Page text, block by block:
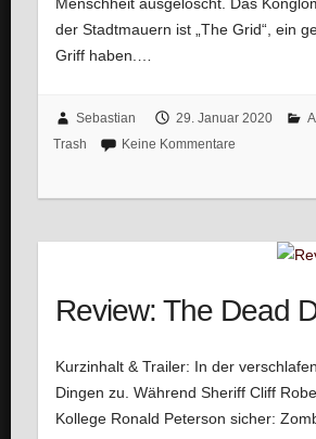
der Stadtmauern ist „The Grid“, ein
Griff haben.…
Sebastian 29. Januar 2020
Trash
Keine Kommentare
Review: The Dead
Kurzinhalt & Trailer: In der
Dingen zu. Während Sheriff Cliff
Kollege Ronald Peterson sicher: